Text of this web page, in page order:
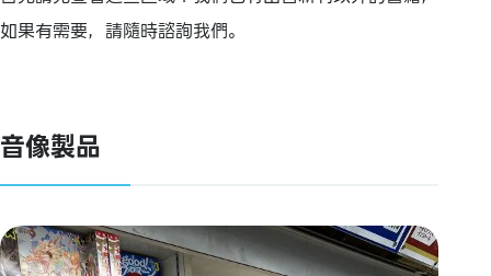
如果有需要，請隨時諮詢我們。
音像製品